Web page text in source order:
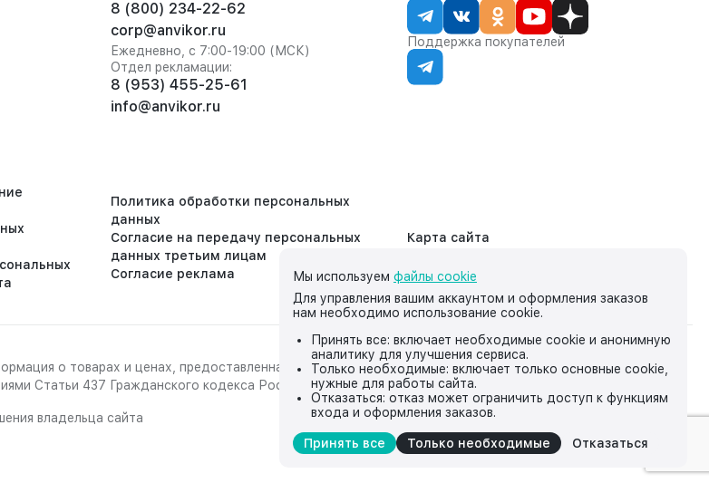
8 (800) 234-22-62
corp@anvikor.ru
Ежедневно, с 7:00-19:00 (МСК)
Отдел рекламации:
8 (953) 455-25-61
info@anvikor.ru
Поддержка покупателей
Политика обработки персональных
данных
Согласие на передачу персональных
данных третьим лицам
Согласие реклама
Карта сайта
о товарах и ценах, предоставленная на нём, носит исключительно информационный характер и ни
Статьи 437 Гражданского кодекса Российской Федерации.
владельца сайта
Мы используем файлы cookie
Для управления вашим аккаунтом и оформления заказов
нам необходимо использование cookie.
Принять все: включает необходимые cookie и анонимную
аналитику для улучшения сервиса.
Только необходимые: включает только основные cookie,
нужные для работы сайта.
Отказаться: отказ может ограничить доступ к функциям
входа и оформления заказов.
Принять все Только необходимые Отказаться